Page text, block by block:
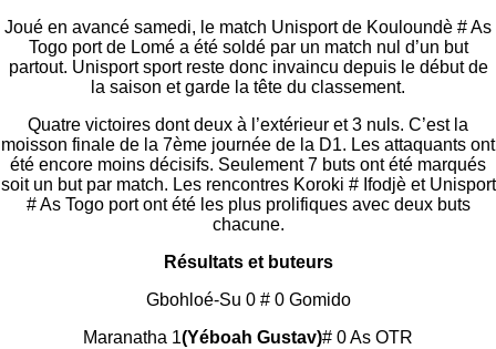
Joué en avancé samedi, le match Unisport de Kouloundè # As
Togo port de Lomé a été soldé par un match nul d’un but
partout. Unisport sport reste donc invaincu depuis le début de
la saison et garde la tête du classement.
Quatre victoires dont deux à l’extérieur et 3 nuls. C’est la
moisson finale de la 7ème journée de la D1. Les attaquants ont
été encore moins décisifs. Seulement 7 buts ont été marqués
soit un but par match. Les rencontres Koroki # Ifodjè et Unisport
# As Togo port ont été les plus prolifiques avec deux buts
chacune.
Résultats et buteurs
Gbohloé-Su 0 # 0 Gomido
Maranatha 1(Yéboah Gustav)# 0 As OTR